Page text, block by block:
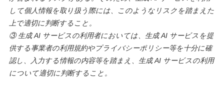
して個人情報を取り扱う際には、このようなリスクを踏まえた
上で適切に判断すること。
③ 生成 AI サービスの利用者においては、生成 AI サービスを提
供する事業者の利用規約やプライバシーポリシー等を十分に確
認し、入力する情報の内容等を踏まえ、生成 AI サービスの利用
について適切に判断すること。